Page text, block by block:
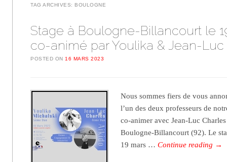
TAG ARCHIVES: BOULOGNE
Stage à Boulogne-Billancourt le
co-animé par Youlika & Jean-Luc
POSTED ON16 MARS 2023
Nous sommes fiers de vous
l’un des deux professeurs de
co-animer avec Jean-Luc
Boulogne-Billancourt (92). Le
19 mars …Continue reading →